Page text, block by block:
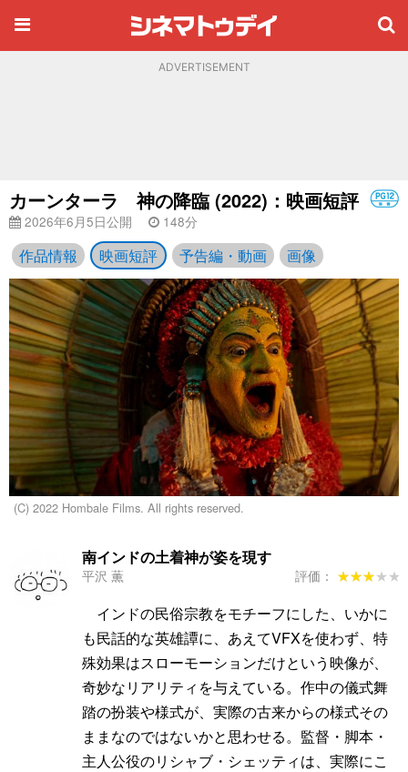
ADVERTISEMENT
カーンターラ 神の降臨 (2022)：映画短評
2026年6月5日公開 148分
作品情報 映画短評 予告編・動画 画像
(C) 2022 Hombale Films. All rights reserved.
南インドの土着神が姿を現す
平沢 薫 評価： ★★★★★
★★★★★
インドの民俗宗教をモチーフにした、いかに
も民話的な英雄譚に、あえてVFXを使わず、特
殊効果はスローモーションだけという映像が、
奇妙なリアリティを与えている。作中の儀式舞
踏の扮装や様式が、実際の古来からの様式その
ままなのではないかと思わせる。監督・脚本・
主人公役のリシャブ・シェッティは、実際にこ